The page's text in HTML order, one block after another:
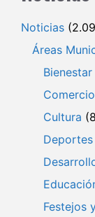
Noticias
Áreas
Cultura
Deportes
Festejos